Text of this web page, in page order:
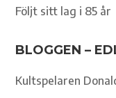
Följt sitt lag i 85 år
BLOGGEN –
Kultspelaren